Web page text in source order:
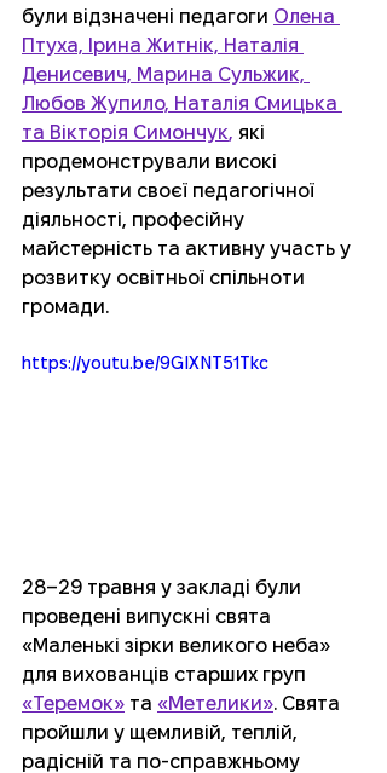
були відзначені педагоги Олена
Птуха, Ірина Житнік, Наталія
Денисевич, Марина Сульжик,
Любов Жупило, Наталія Смицька
та Вікторія Симончук, які
продемонстрували високі
результати своєї педагогічної
діяльності, професійну
майстерність та активну участь у
розвитку освітньої спільноти
громади.
https://youtu.be/9GIXNT51Tkc
28–29 травня у закладі були
проведені випускні свята
«Маленькі зірки великого неба»
для вихованців старших груп
«Теремок» та «Метелики». Свята
пройшли у щемливій, теплій,
радісній та по-справжньому